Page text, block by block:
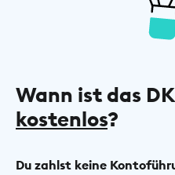
Wann ist das
kostenlos?
Du zahlst keine